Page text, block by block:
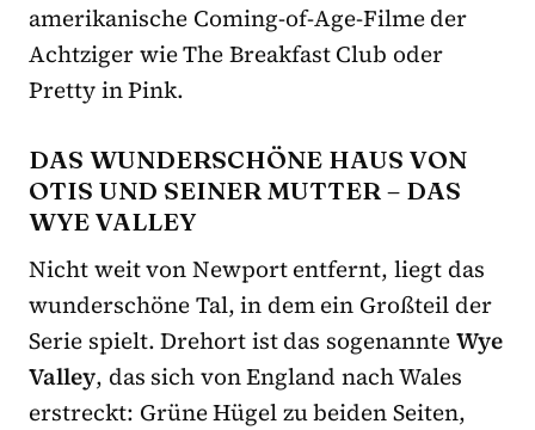
amerikanische Coming-of-Age-Filme der
Achtziger wie The Breakfast Club oder
Pretty in Pink.
DAS WUNDERSCHÖNE HAUS VON
OTIS UND SEINER MUTTER – DAS
WYE VALLEY
Nicht weit von Newport entfernt, liegt das
wunderschöne Tal, in dem ein Großteil der
Serie spielt. Drehort ist das sogenannteWye
Valley, das sich von England nach Wales
erstreckt: Grüne Hügel zu beiden Seiten,